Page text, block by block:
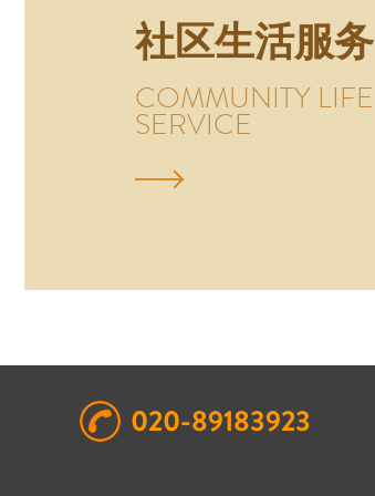
社区生活服务
COMMUNITY LIFE
SERVICE
020-89183923